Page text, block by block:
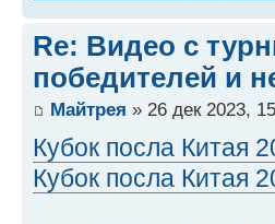
Re: Видео с
победителей и
Майтрея » 26 дек 2023,
Кубок посла Китая
Кубок посла Китая